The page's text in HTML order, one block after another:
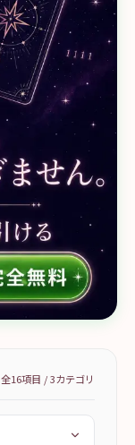
全16項目 /3カテゴリ